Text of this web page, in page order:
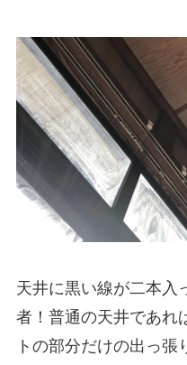
天井に黒い線が二本入
者！普通の天井であれ
トの部分だけの出っ